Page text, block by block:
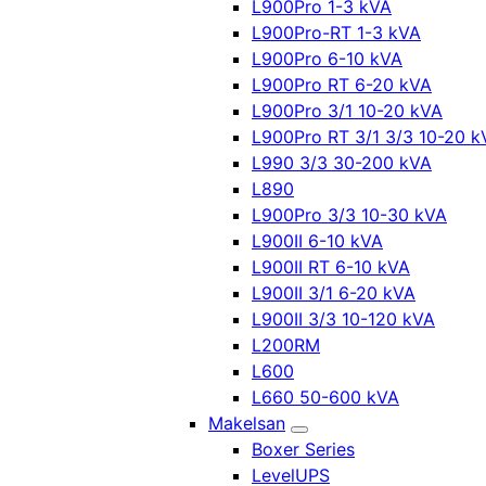
L900Pro 1-3 kVA
L900Pro-RT 1-3 kVA
L900Pro 6-10 kVA
L900Pro RT 6-20 kVA
L900Pro 3/1 10-20 kVA
L900Pro RT 3/1 3/3 10-20
L990 3/3 30-200 kVA
L890
L900Pro 3/3 10-30 kVA
L900II 6-10 kVA
L900II RT 6-10 kVA
L900II 3/1 6-20 kVA
L900II 3/3 10-120 kVA
L200RM
L600
L660 50-600 kVA
Makelsan
Boxer Series
LevelUPS